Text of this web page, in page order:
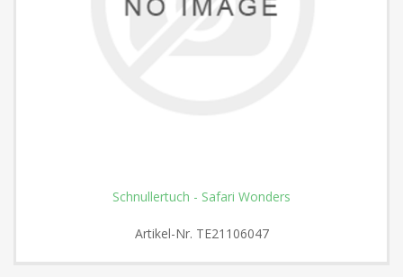
Schnullertuch - Safari Wonders
Artikel-Nr. TE21106047